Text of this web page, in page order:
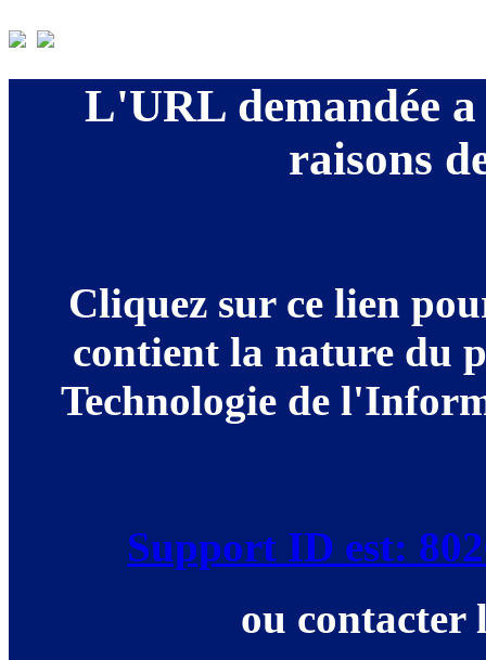
L'URL demandée a
raisons
Cliquez sur ce lien
contient la nature du
Technologie de
Support ID est:
ou contacter